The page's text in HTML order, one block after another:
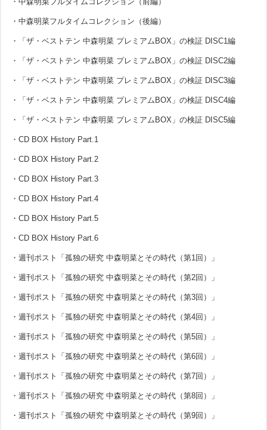
・中森明菜フルタイムコレクション（後編）
・「ザ・ベストテン 中森明菜 プレミアムBOX」の検証 DISC1編
・「ザ・ベストテン 中森明菜 プレミアムBOX」の検証 DISC2編
・「ザ・ベストテン 中森明菜 プレミアムBOX」の検証 DISC3編
・「ザ・ベストテン 中森明菜 プレミアムBOX」の検証 DISC4編
・「ザ・ベストテン 中森明菜 プレミアムBOX」の検証 DISC5編
・CD BOX History Part.1
・CD BOX History Part.2
・CD BOX History Part.3
・CD BOX History Part.4
・CD BOX History Part.5
・CD BOX History Part.6
・週刊ポスト「孤独の研究 中森明菜とその時代（第1回）」
・週刊ポスト「孤独の研究 中森明菜とその時代（第2回）」
・週刊ポスト「孤独の研究 中森明菜とその時代（第3回）」
・週刊ポスト「孤独の研究 中森明菜とその時代（第4回）」
・週刊ポスト「孤独の研究 中森明菜とその時代（第5回）」
・週刊ポスト「孤独の研究 中森明菜とその時代（第6回）」
・週刊ポスト「孤独の研究 中森明菜とその時代（第7回）」
・週刊ポスト「孤独の研究 中森明菜とその時代（第8回）」
・週刊ポスト「孤独の研究 中森明菜とその時代（第9回）」